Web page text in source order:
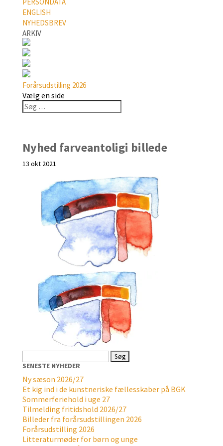
ENGLISH
NYHEDSBREV
ARKIV
Forårsudstilling 2026
Vælg en side
Nyhed farveantoligi billede
13 okt 2021
efter:
SENESTE NYHEDER
Ny sæson 2026/27
Et kig ind i de kunstneriske fællesskaber på BGK
Sommerferiehold i uge 27
Tilmelding fritidshold 2026/27
Billeder fra forårsudstillingen 2026
Forårsudstilling 2026
Litteraturmøder for børn og unge